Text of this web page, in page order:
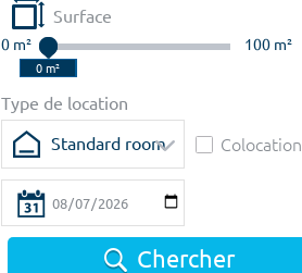
Surface
0 m² 100 m²
Type de location
Standard room
Colocation
Chercher